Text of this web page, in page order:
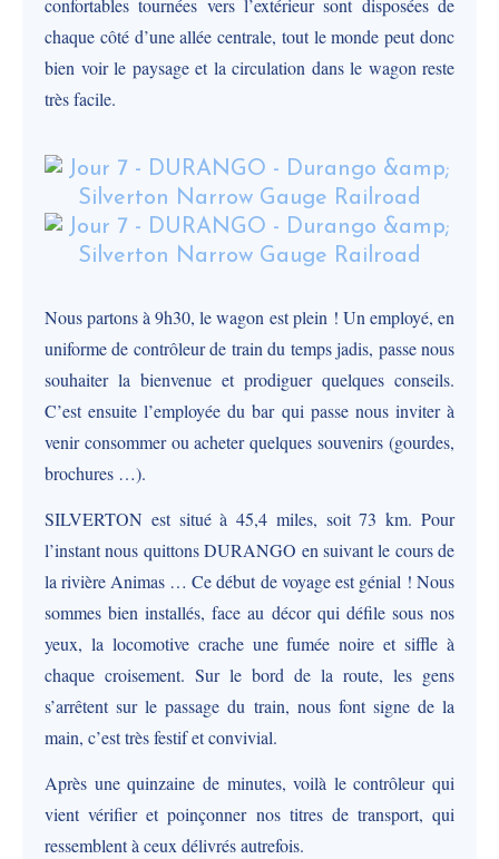
confortables tournées vers l’extérieur sont disposées de
chaque côté d’une allée centrale, tout le monde peut donc
bien voir le paysage et la circulation dans le wagon reste
très facile.
Nous partons à 9h30, le wagon est plein ! Un employé, en
uniforme de contrôleur de train du temps jadis, passe nous
souhaiter la bienvenue et prodiguer quelques conseils.
C’est ensuite l’employée du bar qui passe nous inviter à
venir consommer ou acheter quelques souvenirs (gourdes,
brochures …).
SILVERTON est situé à 45,4 miles, soit 73 km. Pour
l’instant nous quittons DURANGO en suivant le cours de
la rivière Animas … Ce début de voyage est génial ! Nous
sommes bien installés, face au décor qui défile sous nos
yeux, la locomotive crache une fumée noire et siffle à
chaque croisement. Sur le bord de la route, les gens
s’arrêtent sur le passage du train, nous font signe de la
main, c’est très festif et convivial.
Après une quinzaine de minutes, voilà le contrôleur qui
vient vérifier et poinçonner nos titres de transport, qui
ressemblent à ceux délivrés autrefois.